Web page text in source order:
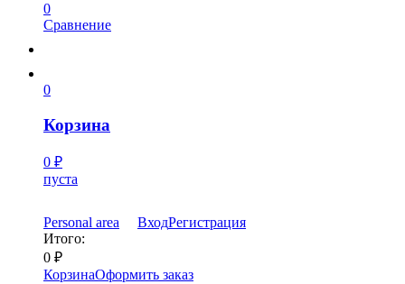
0
Сравнение
0
Корзина
0 ₽
пуста
Personal area ВходРегистрация
Итого:
0 ₽
КорзинаОформить заказ